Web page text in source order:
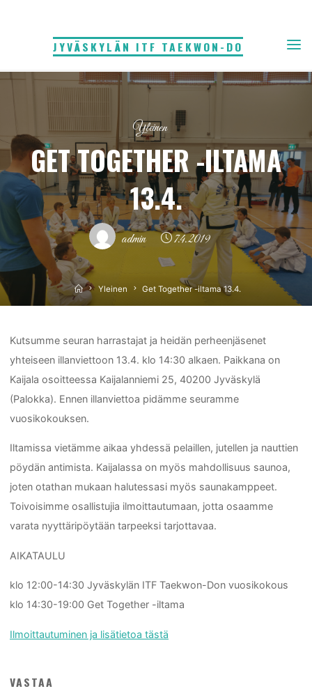
JYVÄSKYLÄN ITF TAEKWON-DO
Yleinen
GET TOGETHER -ILTAMA
13.4.
admin 7.4.2019
HomeYleinen Get Together -iltama 13.4.
Kutsumme seuran harrastajat ja heidän perheenjäsenet
yhteiseen illanviettoon 13.4. klo 14:30 alkaen. Paikkana on
Kaijala osoitteessa Kaijalanniemi 25, 40200 Jyväskylä
(Palokka). Ennen illanviettoa pidämme seuramme
vuosikokouksen.
Iltamissa vietämme aikaa yhdessä pelaillen, jutellen ja nauttien
pöydän antimista. Kaijalassa on myös mahdollisuus saunoa,
joten otathan mukaan halutessasi myös saunakamppeet.
Toivoisimme osallistujia ilmoittautumaan, jotta osaamme
varata nyyttäripöytään tarpeeksi tarjottavaa.
AIKATAULU
klo 12:00-14:30 Jyväskylän ITF Taekwon-Don vuosikokous
klo 14:30-19:00 Get Together -iltama
Ilmoittautuminen ja lisätietoa tästä
VASTAA